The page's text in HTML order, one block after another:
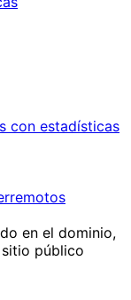
con estadísticas
en el dominio,
público